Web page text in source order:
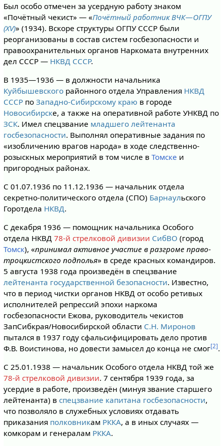
Был особо отмечен за усердную работу знаком
«Почётный чекист» — «Почётный работник ВЧК—ОГПУ
(XV)» (1934). Вскоре структуры ОГПУ СССР были
реорганизованы в состав систем госбезопасности и
правоохранительных органов Наркомата внутренних
дел СССР — НКВД СССР.
В 1935—1936 — в должности начальника
Куйбышевскогорайонного отдела Управления НКВД
СССРпо Западно-Сибирскому краю в городе
Новосибирске, а также на оперативной работе УНКВД по
ЗСК. Имел спецзвание младшего лейтенанта
госбезопасности. Выполнял оперативные задания по
«изобличению врагов народа» в ходе следственно-
розыскных мероприятий в том числе в Томске и
пригородных районах.
С 01.07.1936 по 11.12.1936 — начальник отдела
секретно-политического отдела (СПО) Барнаульского
Горотдела НКВД.
С декабря 1936 — помощник начальника Особого
отдела НКВД 78-й стрелковой дивизии СибВО (город
Томск), «принимал активное участие в разгроме право-
троцкистского подполья» в среде красных командиров.
5 августа 1938 года произведён в спецзвание
лейтенанта государственной безопасности. Известно,
что в период чистки органов НКВД от особо ретивых
исполнителей репрессий эпохи наркома
госбезопасности Ежова, руководитель чекистов
ЗапСибкрая/Новосибирской области С.Н. Миронов
пытался в 1937 году сфальсифицировать дело против
Ф.В. Воистинова, но довести замысел до конца не смог[2].
C 25.01.1938 — начальник Особого отдела НКВД той же
78-й стрелковой дивизии. 7 сентября 1939 года, за
усердие в работе, произведён (минуя звание старшего
лейтенанта) в спецзвание капитана госбезопасности,
что позволяло в служебных условиях отдавать
приказания полковникам РККА, а в иных случаях —
комкорам и генералам РККА.